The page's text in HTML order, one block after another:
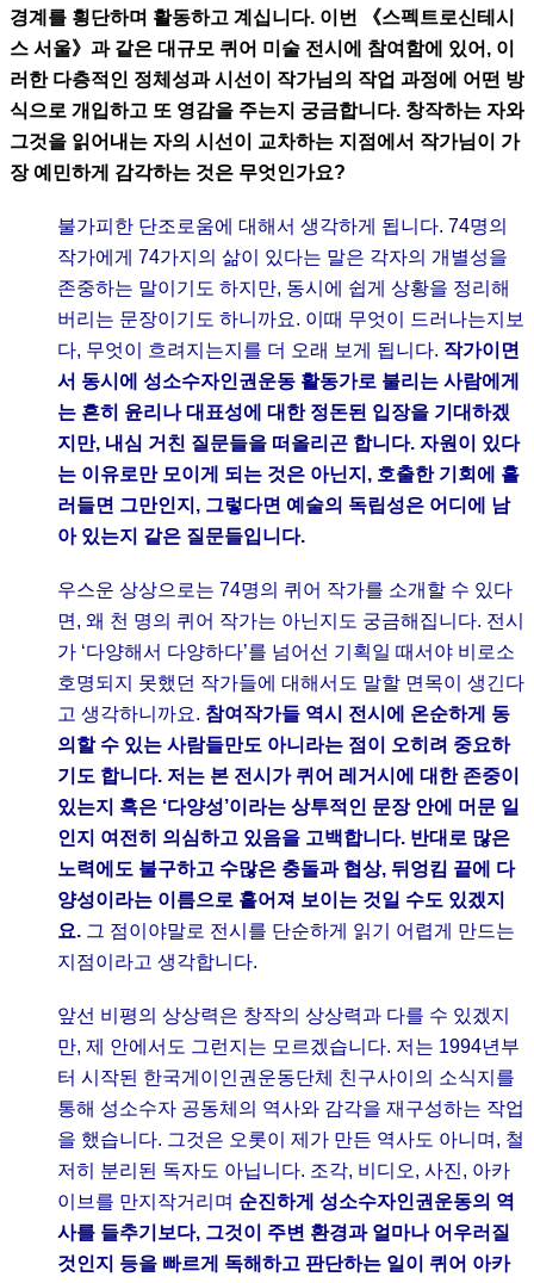
경계를 횡단하며 활동하고 계십니다. 이번 《스펙트로신테시
스 서울》과 같은 대규모 퀴어 미술 전시에 참여함에 있어, 이
러한 다층적인 정체성과 시선이 작가님의 작업 과정에 어떤 방
식으로 개입하고 또 영감을 주는지 궁금합니다. 창작하는 자와
그것을 읽어내는 자의 시선이 교차하는 지점에서 작가님이 가
장 예민하게 감각하는 것은 무엇인가요?
불가피한 단조로움에 대해서 생각하게 됩니다. 74명의
작가에게 74가지의 삶이 있다는 말은 각자의 개별성을
존중하는 말이기도 하지만, 동시에 쉽게 상황을 정리해
버리는 문장이기도 하니까요. 이때 무엇이 드러나는지보
다, 무엇이 흐려지는지를 더 오래 보게 됩니다. 작가이면
서 동시에 성소수자인권운동 활동가로 불리는 사람에게
는 흔히 윤리나 대표성에 대한 정돈된 입장을 기대하겠
지만, 내심 거친 질문들을 떠올리곤 합니다. 자원이 있다
는 이유로만 모이게 되는 것은 아닌지, 호출한 기회에 흘
러들면 그만인지, 그렇다면 예술의 독립성은 어디에 남
아 있는지 같은 질문들입니다.
우스운 상상으로는 74명의 퀴어 작가를 소개할 수 있다
면, 왜 천 명의 퀴어 작가는 아닌지도 궁금해집니다. 전시
가 ‘다양해서 다양하다’를 넘어선 기획일 때서야 비로소
호명되지 못했던 작가들에 대해서도 말할 면목이 생긴다
고 생각하니까요. 참여작가들 역시 전시에 온순하게 동
의할 수 있는 사람들만도 아니라는 점이 오히려 중요하
기도 합니다. 저는 본 전시가 퀴어 레거시에 대한 존중이
있는지 혹은 ‘다양성’이라는 상투적인 문장 안에 머문 일
인지 여전히 의심하고 있음을 고백합니다. 반대로 많은
노력에도 불구하고 수많은 충돌과 협상, 뒤엉킴 끝에 다
양성이라는 이름으로 흩어져 보이는 것일 수도 있겠지
요. 그 점이야말로 전시를 단순하게 읽기 어렵게 만드는
지점이라고 생각합니다.
앞선 비평의 상상력은 창작의 상상력과 다를 수 있겠지
만, 제 안에서도 그런지는 모르겠습니다. 저는 1994년부
터 시작된 한국게이인권운동단체 친구사이의 소식지를
통해 성소수자 공동체의 역사와 감각을 재구성하는 작업
을 했습니다. 그것은 오롯이 제가 만든 역사도 아니며, 철
저히 분리된 독자도 아닙니다. 조각, 비디오, 사진, 아카
이브를 만지작거리며 순진하게 성소수자인권운동의 역
사를 들추기보다, 그것이 주변 환경과 얼마나 어우러질
것인지 등을 빠르게 독해하고 판단하는 일이 퀴어 아카